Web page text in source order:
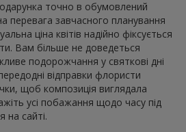
точно в обумовлений
перевага завчасного планування
ціна квітів надійно фіксується
Вам більше не доведеться
подорожчання у святкові дні
відправки флористи
щоб композиція виглядала
усі побажання щодо часу під
на сайті.